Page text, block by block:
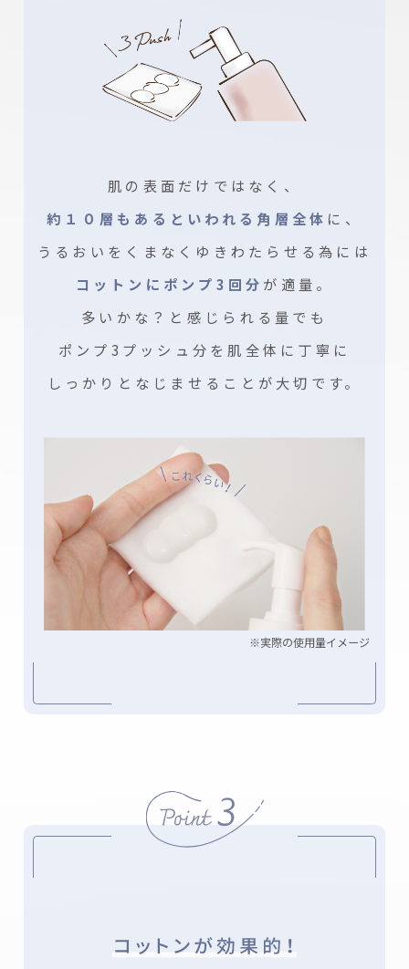
肌の表面だけではなく、
約１０層もあるといわれる角層全体 に、
うるおいをくまなくゆきわたらせる為には
コットンにポンプ3回分 が適量。
多いかな？と感じられる量でも
ポンプ3プッシュ分を 肌全体に丁寧に
しっかりとなじませることが大切です。
※実際の使用量イメージ